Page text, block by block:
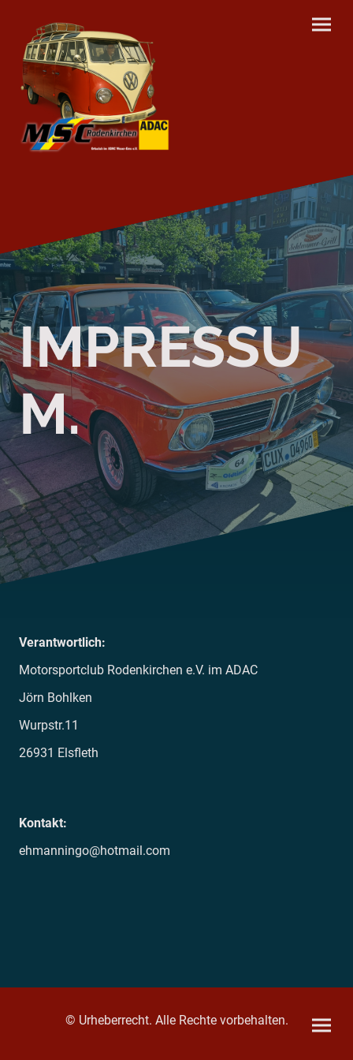
IMPRESSU
M.
Verantwortlich:
Motorsportclub Rodenkirchen e.V. im ADAC
Jörn Bohlken
Wurpstr.11
26931 Elsfleth
Kontakt:
ehmanningo@hotmail.com
© Urheberrecht. Alle Rechte vorbehalten.